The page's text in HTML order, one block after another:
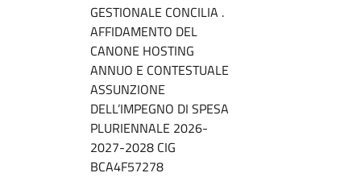
GESTIONALE CONCILIA .
AFFIDAMENTO DEL
CANONE HOSTING
ANNUO E CONTESTUALE
ASSUNZIONE
DELL’IMPEGNO DI SPESA
PLURIENNALE 2026-
2027-2028 CIG
BCA4F57278